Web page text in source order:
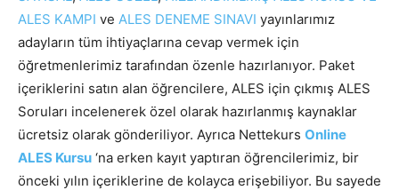
ALES KAMPI ve ALES DENEME SINAVI yayınlarımız
adayların tüm ihtiyaçlarına cevap vermek için
öğretmenlerimiz tarafından özenle hazırlanıyor. Paket
içeriklerini satın alan öğrencilere, ALES için çıkmış ALES
Soruları incelenerek özel olarak hazırlanmış kaynaklar
ücretsiz olarak gönderiliyor. Ayrıca Nettekurs Online
ALES Kursu ‘na erken kayıt yaptıran öğrencilerimiz, bir
önceki yılın içeriklerine de kolayca erişebiliyor. Bu sayede